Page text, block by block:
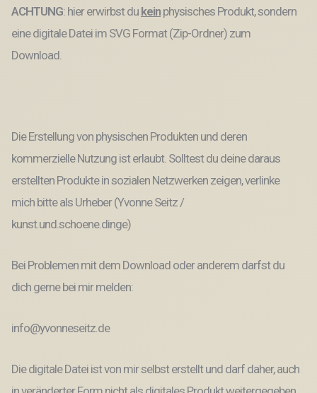
Männergeschenk
Vater
Easy
ACHTUNG: hier erwirbst du kein physisches Produkt, sondern
eine digitale Datei im SVG Format (Zip-Ordner) zum
Download.
Die Erstellung von physischen Produkten und deren
kommerzielle Nutzung ist erlaubt. Solltest du deine daraus
erstellten Produkte in sozialen Netzwerken zeigen, verlinke
mich bitte als Urheber (Yvonne Seitz /
kunst.und.schoene.dinge)
Bei Problemen mit dem Download oder anderem darfst du
dich gerne bei mir melden:
info@yvonneseitz.de
Die digitale Datei ist von mir selbst erstellt und darf daher, auch